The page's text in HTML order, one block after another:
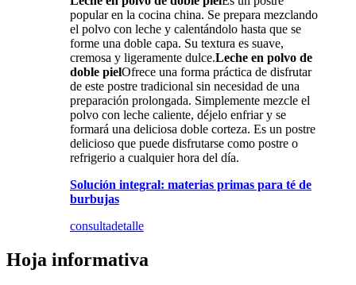
popular en la cocina china. Se prepara mezclando
el polvo con leche y calentándolo hasta que se
forme una doble capa. Su textura es suave,
cremosa y ligeramente dulce.Leche en polvo de
doble pielOfrece una forma práctica de disfrutar
de este postre tradicional sin necesidad de una
preparación prolongada. Simplemente mezcle el
polvo con leche caliente, déjelo enfriar y se
formará una deliciosa doble corteza. Es un postre
delicioso que puede disfrutarse como postre o
refrigerio a cualquier hora del día.
Solución integral: materias primas para té de
burbujas
consultadetalle
Hoja informativa